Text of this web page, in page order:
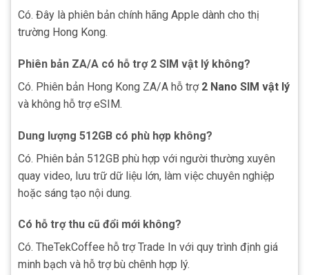
Có. Đây là phiên bản chính hãng Apple dành cho thị
trường Hong Kong.
Phiên bản ZA/A có hỗ trợ 2 SIM vật lý không?
Có. Phiên bản Hong Kong ZA/A hỗ trợ 2 Nano SIM vật lý
và không hỗ trợ eSIM.
Dung lượng 512GB có phù hợp không?
Có. Phiên bản 512GB phù hợp với người thường xuyên
quay video, lưu trữ dữ liệu lớn, làm việc chuyên nghiệp
hoặc sáng tạo nội dung.
Có hỗ trợ thu cũ đổi mới không?
Có. TheTekCoffee hỗ trợ Trade In với quy trình định giá
minh bạch và hỗ trợ bù chênh hợp lý.